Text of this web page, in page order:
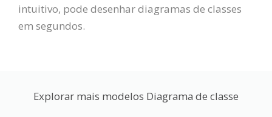
intuitivo, pode desenhar diagramas de classes
em segundos.
Explorar mais modelos Diagrama de classe